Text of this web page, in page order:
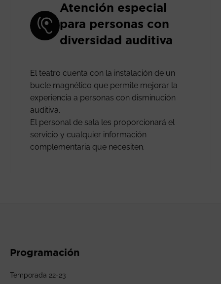
Atención especial
para personas con
diversidad auditiva
El teatro cuenta con la instalación de un
bucle magnético que permite mejorar la
experiencia a personas con disminución
auditiva.
El personal de sala les proporcionará el
servicio y cualquier información
complementaria que necesiten.
Programación
Temporada 22-23